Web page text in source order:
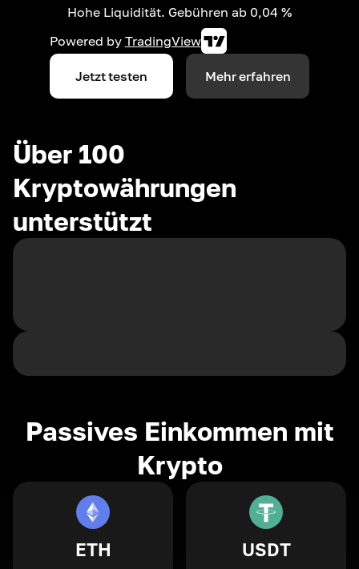
Hohe Liquidität. Gebühren ab 0,04 %
Powered by TradingView
Jetzt testen Mehr erfahren
Über 100
Kryptowährungen
unterstützt
Passives Einkommen mit
Krypto
ETH USDT